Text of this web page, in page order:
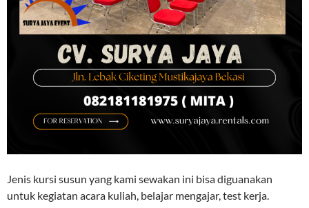
Jenis kursi susun yang kami sewakan ini bisa diguanakan
untuk kegiatan acara kuliah, belajar mengajar, test kerja.